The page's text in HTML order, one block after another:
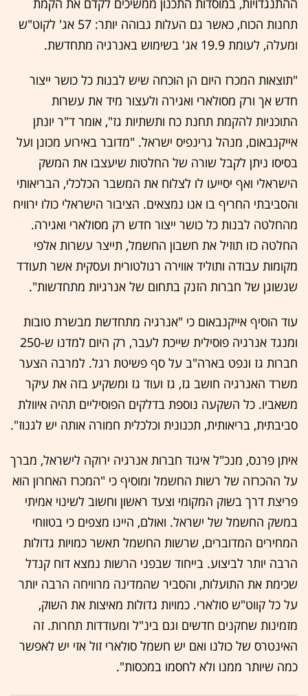
ההתנגדויות, במוסדות התכנון ממשיכים לקדם את הקמת
תחנות הכוח, כאשר גם העלות גבוהה יותר: 57 אג' לקוט"ש
ומעלה, לעומת 19.9 אג' בשימוש באנרגיה מתחדשת.
"תוצאות המכרז היום הן הוכחה שיש לבנות כל כושר ייצור
חדש אך ורק מסולארי ואגירה ולעצור מיד את עשרות
התוכניות להקמת תחנת כח ותשתיות גז", אומר ד"ר יונתן
אייקנבאום, מנהל גרינפיס ישראל. "מדובר באירוע מכונן ועל
בסיסו ניתן לקבל שורה של החלטות שיעצבו את המשק
הישראלי ואף יסייעו לו לצלוח את המשבר הכלכלי, הבריאותי
והסביבתי החריף בו אנו נמצאים. הציבור הישראלי כולו ירוויח
מהחלטה לבנות כל כושר ייצור חדש רק מסולארי ואגירה.
החלטה כזו תוזיל את חשבון החשמל, תייצר עשרות אלפי
מקומות עבודה ותוליד אווירה רגולטורית ועסקית אשר תעודד
שגשוגן של חברות הזנק בתחום של אנרגיות מתחדשות".
עוד הוסיף אייקנבאום כי "אנרגיה מתחדשת מבשרת טובות
ומנגד אנרגיה פוסילית שייכת לעבר, רק היום למדנו ש-250
חברות גז ונפט בארה"ב על סף פשיטת רגל. למרבה הצער
משרד האנרגיה חושב גז, גז ועוד גז ומשקיע בזה את עיקר
משאביו. כל השקעה נוספת בדלקים הפוסיליים תהיה איוולת
סביבתית, בריאותית, תכנונית וכלכלית חמורה אותה יש לגנוז".
איתן פרנס, מנכ"ל איגוד חברות אנרגיה ירוקה לישראל, מברך
על ההכרזה של רשות החשמל ומוסיף כי "המכרז האחרון הוא
פריצת דרך בשוק המקומי וצעד ראשון וחשוב לשינוי אמיתי
במשק החשמל של ישראל. ואולם, היינו מצפים כי בטווחי
המחירים המדוברים, שרשות החשמל תאשר כמויות גדולות
הרבה יותר לביצוע. בייחוד שבפני הרשות נמצא דוח קנדל
שכימת את התועלות, והסביר שהמדינה מרוויחה הרבה יותר
על כל קווט"ש סולארי. כמויות גדולות מאיצות את השוק,
מזמינות שחקנים חדשים וגם בינ"ל ומעודדות תחרות. זה
האינטרס של כולנו ואם יש חשמל סולארי זול אזי יש לאפשר
כמה שיותר ממנו ולא לחסמו במכסות".